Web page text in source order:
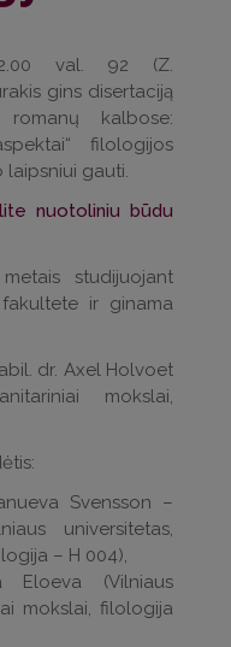
val. 92 (Z.
gins disertaciją
kalbose:
filologijos
gauti.
nuotoliniu būdu
studijuojant
ir ginama
dr. Axel Holvoet
mokslai,
Svensson –
universitetas,
– H 004),
(Vilniaus
mokslai, filologija